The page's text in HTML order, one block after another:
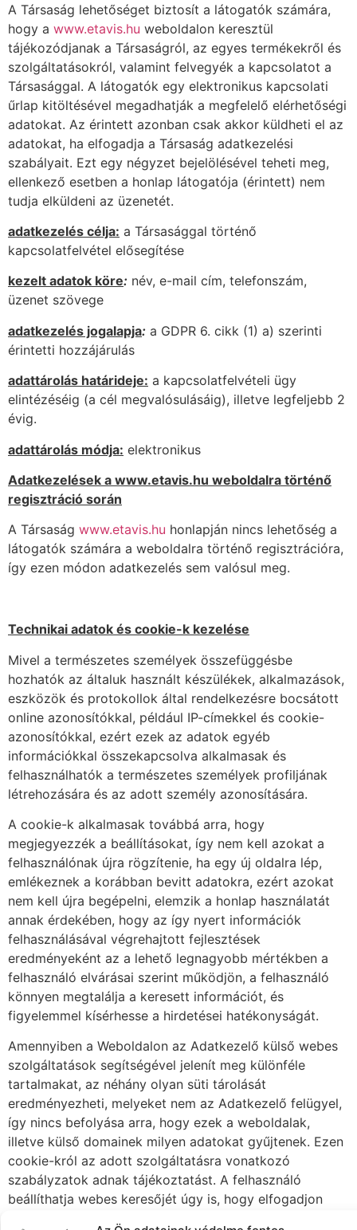
A Társaság lehetőséget biztosít a látogatók számára,
hogy a www.etavis.hu weboldalon keresztül
tájékozódjanak a Társaságról, az egyes termékekről és
szolgáltatásokról, valamint felvegyék a kapcsolatot a
Társasággal. A látogatók egy elektronikus kapcsolati
űrlap kitöltésével megadhatják a megfelelő elérhetőségi
adatokat. Az érintett azonban csak akkor küldheti el az
adatokat, ha elfogadja a Társaság adatkezelési
szabályait. Ezt egy négyzet bejelölésével teheti meg,
ellenkező esetben a honlap látogatója (érintett) nem
tudja elküldeni az üzenetét.
adatkezelés célja: a Társasággal történő
kapcsolatfelvétel elősegítése
kezelt adatok köre: név, e-mail cím, telefonszám,
üzenet szövege
adatkezelés jogalapja: a GDPR 6. cikk (1) a) szerinti
érintetti hozzájárulás
adattárolás határideje: a kapcsolatfelvételi ügy
elintézéséig (a cél megvalósulásáig), illetve legfeljebb 2
évig.
adattárolás módja: elektronikus
Adatkezelések a www.etavis.hu weboldalra történő
regisztráció során
A Társaság www.etavis.hu honlapján nincs lehetőség a
látogatók számára a weboldalra történő regisztrációra,
így ezen módon adatkezelés sem valósul meg.
Technikai adatok és cookie-k kezelése
Mivel a természetes személyek összefüggésbe
hozhatók az általuk használt készülékek, alkalmazások,
eszközök és protokollok által rendelkezésre bocsátott
online azonosítókkal, például IP-címekkel és cookie-
azonosítókkal, ezért ezek az adatok egyéb
információkkal összekapcsolva alkalmasak és
felhasználhatók a természetes személyek profiljának
létrehozására és az adott személy azonosítására.
A cookie-k alkalmasak továbbá arra, hogy
megjegyezzék a beállításokat, így nem kell azokat a
felhasználónak újra rögzítenie, ha egy új oldalra lép,
emlékeznek a korábban bevitt adatokra, ezért azokat
nem kell újra begépelni, elemzik a honlap használatát
annak érdekében, hogy az így nyert információk
felhasználásával végrehajtott fejlesztések
eredményeként az a lehető legnagyobb mértékben a
felhasználó elvárásai szerint működjön, a felhasználó
könnyen megtalálja a keresett információt, és
figyelemmel kísérhesse a hirdetései hatékonyságát.
Amennyiben a Weboldalon az Adatkezelő külső webes
szolgáltatások segítségével jelenít meg különféle
tartalmakat, az néhány olyan süti tárolását
eredményezheti, melyeket nem az Adatkezelő felügyel,
így nincs befolyása arra, hogy ezek a weboldalak,
illetve külső domainek milyen adatokat gyűjtenek. Ezen
cookie-król az adott szolgáltatásra vonatkozó
szabályzatok adnak tájékoztatást. A felhasználó
beállíthatja webes keresőjét úgy is, hogy elfogadjon